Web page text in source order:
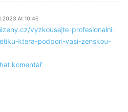
At 10:46
vyzkousejte-profesionalni-
ktera-podpori-vasi-zenskou-
komentář